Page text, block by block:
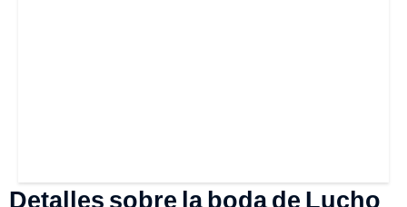
Detalles sobre la boda de Lucho